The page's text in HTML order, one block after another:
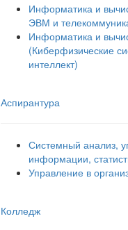
Информатика и
ЭВМ и
Информатика и
(Киберфизические
интеллект)
Аспирантура
Системный анализ,
информации,
Управление в
Колледж